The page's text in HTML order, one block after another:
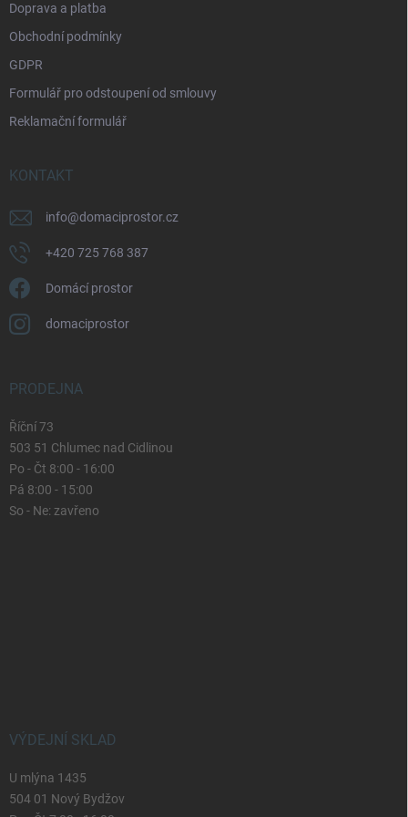
Doprava a platba
Obchodní podmínky
GDPR
Formulář pro odstoupení od smlouvy
Reklamační formulář
KONTAKT
info@domaciprostor.cz
+420 725 768 387
Domácí prostor
domaciprostor
PRODEJNA
Říční 73
503 51 Chlumec nad Cidlinou
Po - Čt 8:00 - 16:00
Pá 8:00 - 15:00
So - Ne: zavřeno
VÝDEJNÍ SKLAD
U mlýna 1435
504 01 Nový Bydžov